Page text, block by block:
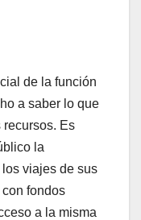
de la función
a saber lo que
recursos. Es
la
viajes de sus
fondos
a la misma